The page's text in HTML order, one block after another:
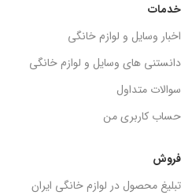
فروش
تبلیغ محصول در لوازم خانگی ایران
خدمات
اخبار وسایل و لوازم خانگی
دانستنی های وسایل و لوازم خانگی
سوالات متداول
حساب کاربری من